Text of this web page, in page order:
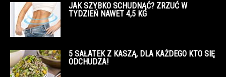
JAK SZYBKO SCHUDNĄĆ? ZRZUĆ W
TYDZIEŃ NAWET 4,5 KG
5 SAŁATEK Z KASZĄ, DLA KAŻDEGO KTO SIĘ
ODCHUDZA!